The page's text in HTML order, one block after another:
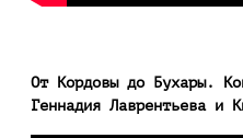
От Кордовы до Бухары.
Геннадия Лаврентьева и